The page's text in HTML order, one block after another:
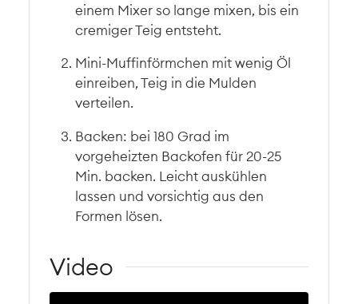
einem Mixer so lange mixen, bis ein
cremiger Teig entsteht.
Mini-Muffinförmchen mit wenig Öl
einreiben, Teig in die Mulden
verteilen.
Backen: bei 180 Grad im
vorgeheizten Backofen für 20-25
Min. backen. Leicht auskühlen
lassen und vorsichtig aus den
Formen lösen.
Video